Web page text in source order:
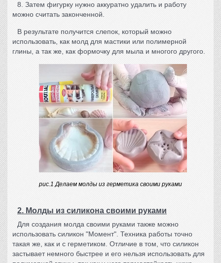
8. Затем фигурку нужно аккуратно удалить и работу
можно считать законченной.
В результате получится слепок, который можно
использовать, как молд для мастики или полимерной
глины, а так же, как формочку для мыла и многого другого.
рис.1 Делаем молды из герметика своими руками
2. Молды из силикона своими руками
Для создания молда своими руками также можно
использовать силикон "Момент". Техника работы точно
такая же, как и с герметиком. Отличие в том, что силикон
застывает немного быстрее и его нельзя использовать для